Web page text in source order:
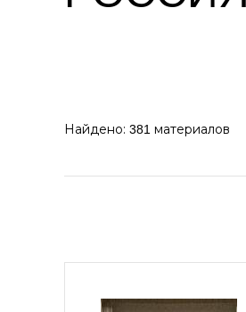
Найдено: 381 материалов